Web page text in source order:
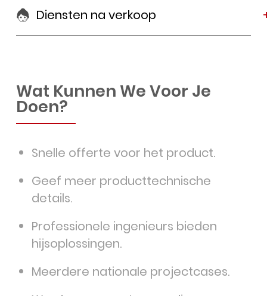
Diensten na verkoop
Wat Kunnen We Voor Je
Doen?
Snelle offerte voor het product.
Geef meer producttechnische
details.
Professionele ingenieurs bieden
hijsoplossingen.
Meerdere nationale projectcases.